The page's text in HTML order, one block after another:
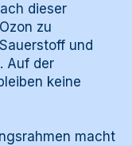
dieser
zu
und
Auf der
keine
macht